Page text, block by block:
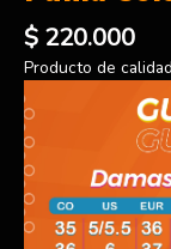
$ 220.000
Producto de